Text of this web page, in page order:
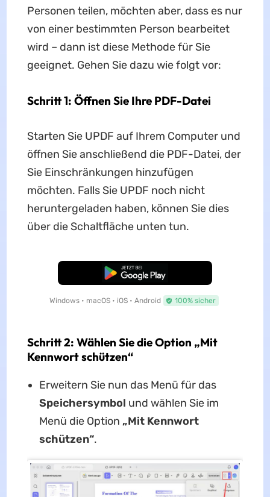
Personen teilen, möchten aber, dass es nur
von einer bestimmten Person bearbeitet
wird – dann ist diese Methode für Sie
geeignet. Gehen Sie dazu wie folgt vor:
Schritt 1: Öffnen Sie Ihre PDF-Datei
Starten Sie UPDF auf Ihrem Computer und
öffnen Sie anschließend die PDF-Datei, der
Sie Einschränkungen hinzufügen
möchten. Falls Sie UPDF noch nicht
heruntergeladen haben, können Sie dies
über die Schaltfläche unten tun.
Kostenloser Download
Windows • macOS • iOS • Android 100% sicher
Schritt 2: Wählen Sie die Option „Mit
Kennwort schützen“
Erweitern Sie nun das Menü für das
Speichersymbol und wählen Sie im
Menü die Option „Mit Kennwort
schützen“.